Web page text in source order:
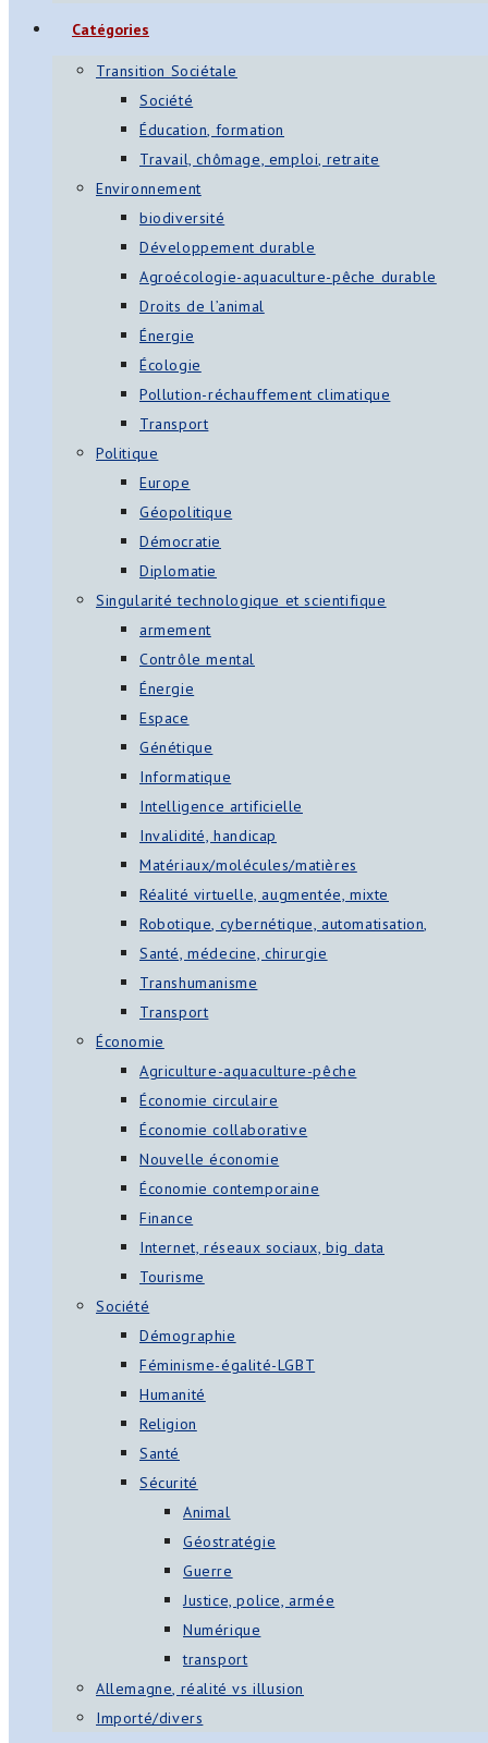
Catégories
Transition Sociétale
Société
Éducation, formation
Travail, chômage, emploi, retraite
Environnement
biodiversité
Développement durable
Agroécologie-aquaculture-pêche durable
Droits de l’animal
Énergie
Écologie
Pollution-réchauffement climatique
Transport
Politique
Europe
Géopolitique
Démocratie
Diplomatie
Singularité technologique et scientifique
armement
Contrôle mental
Énergie
Espace
Génétique
Informatique
Intelligence artificielle
Invalidité, handicap
Matériaux/molécules/matières
Réalité virtuelle, augmentée, mixte
Robotique, cybernétique, automatisation,
Santé, médecine, chirurgie
Transhumanisme
Transport
Économie
Agriculture-aquaculture-pêche
Économie circulaire
Économie collaborative
Nouvelle économie
Économie contemporaine
Finance
Internet, réseaux sociaux, big data
Tourisme
Société
Démographie
Féminisme-égalité-LGBT
Humanité
Religion
Santé
Sécurité
Animal
Géostratégie
Guerre
Justice, police, armée
Numérique
transport
Allemagne, réalité vs illusion
Importé/divers